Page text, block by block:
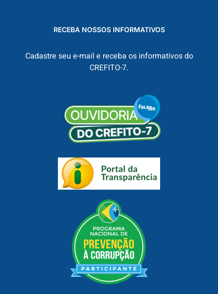
RECEBA NOSSOS INFORMATIVOS
Cadastre seu e-mail e receba os informativos do
CREFITO-7.